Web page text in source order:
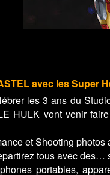
avec les Super
les 3 ans du
HULK vont venir
et Shooting
tous avec des…
portables,